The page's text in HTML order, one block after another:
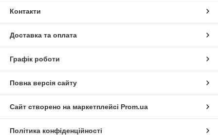
Контакти
Доставка та оплата
Графік роботи
Повна версія сайту
Сайт створено на маркетплейсі Prom.ua
Політика конфіденційності